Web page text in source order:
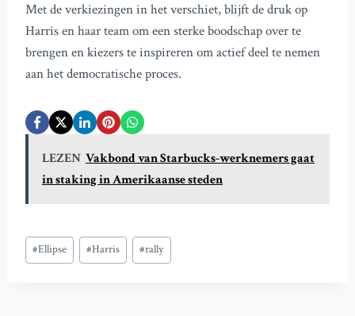
Met de verkiezingen in het verschiet, blijft de druk op
Harris en haar team om een sterke boodschap over te
brengen en kiezers te inspireren om actief deel te nemen
aan het democratische proces.
LEZEN Vakbond van Starbucks-werknemers gaat
in staking in Amerikaanse steden
Bericht
tags:
#Ellipse #Harris #rally